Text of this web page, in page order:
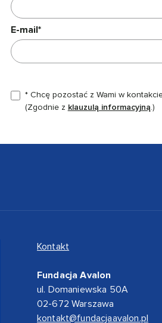
E-mail*
* Chcę pozostać z Wami w
(Zgodnie z klauzulą informacyjną.)
Kontakt
Fundacja Avalon
ul. Domaniewska 50A
02-672 Warszawa
kontakt@fundacjaavalon.pl